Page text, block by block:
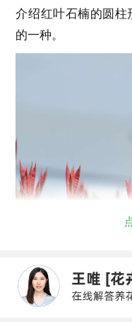
介绍红叶石楠的圆柱
的一种。